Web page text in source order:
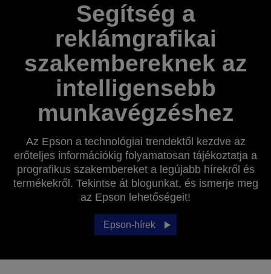
Segítség a
reklámgrafikai
szakembereknek az
intelligensebb
munkavégzéshez
Az Epson a technológiai trendektől kezdve az
erőteljes információkig folyamatosan tájékoztatja a
prografikus szakembereket a legújabb hírekről és
termékekről. Tekintse át blogunkat, és ismerje meg
az Epson lehetőségeit!
Epson-hírek